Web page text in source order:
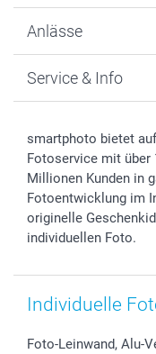
MyNameBook
Fotoabzüge, Fotos
Zubehör & Material
Foto-Kalender &
Sticker & Etiketten
Geschenk-
Warum smartphoto
Datenschutz
Impressum
Presse
Partnerprogramme
Investor Relations
Widerrufsrecht
Anlässe
Neujahr
Muttertag
Vatertag
Kommunion &
Hochzeit
Geburtstag
Zu allen Anlässen
Service & Info
Anmelden /
Preise und
Lieferfristen
72h Lieferung
Status der Bestellung
smartfriends
smartbonus
smartphoto bietet
Fotoservice mit über
Millionen Kunden in
Fotoentwicklung im
originelle
individuellen Foto.
Individuelle
Foto-Leinwand, Alu-